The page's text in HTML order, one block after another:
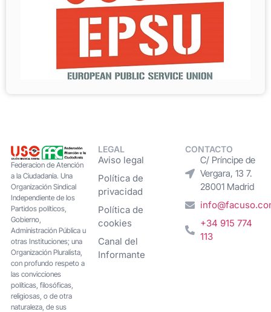
Federacion de Atención
a la Ciudadanía. Una
Organización Sindical
Independiente de los
Partidos políticos,
Gobierno,
Administración Pública u
otras Instituciones; una
Organización Pluralista,
con profundo respeto a
las convicciones
políticas, filosóficas,
religiosas, o de otra
naturaleza, de sus
LEGAL
Aviso legal
Política de
privacidad
Política de
cookies
Canal del
Informante
CONTACTO
C/ Príncipe de
Vergara, 13 7.
28001 Madrid
+34 915 774
113